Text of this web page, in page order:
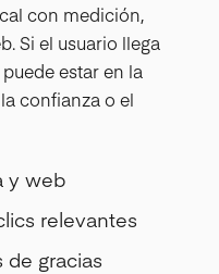
con medición,
Si el usuario llega
estar en la
confianza o el
y web
relevantes
de gracias